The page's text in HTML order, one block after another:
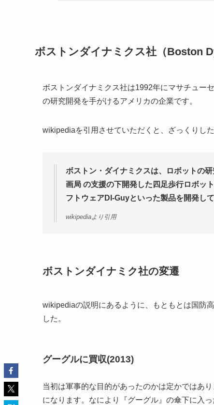
ボストンダイナミクス社（Boston
ボストンダイナミクス社は1992年にマサチュー
の研究開発を手がけるアメリカの企業です。
wikipediaを引用させていただくと、ざっくりし
ボストン・ダイナミクスは、ロボットの
画局 の支援の下開発した四足歩行ロボッ
フトウェアDI-Guyといった製品を開発して
wikipediaより引用
ボストンダイナミク社の変遷
wikipediaの説明にあるように、もともとは国防
した。
グーグルに買収(2013)
当初は軍事的な目的があったのかは定かではあ
になります。なにより『グーグル』の傘下に入